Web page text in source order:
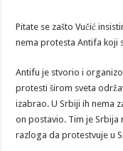
Pitate se zašto Vučić
nema protesta Antifa koji
Antifu je stvorio i
protesti širom sveta
izabrao. U Srbiji ih nema
on postavio. Tim je Srbija
razloga da protestvuje u